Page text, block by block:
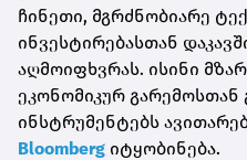
ჩინეთი, მგრძნობიარე
ინვესტირებასთან
აღმოიფხვრას. ისინი
ეკონომიკურ
ინსტრუმენტებს
Bloomberg იტყობინება.